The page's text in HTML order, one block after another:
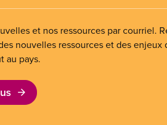
et nos ressources par courriel.
nouvelles ressources et des
au pays.